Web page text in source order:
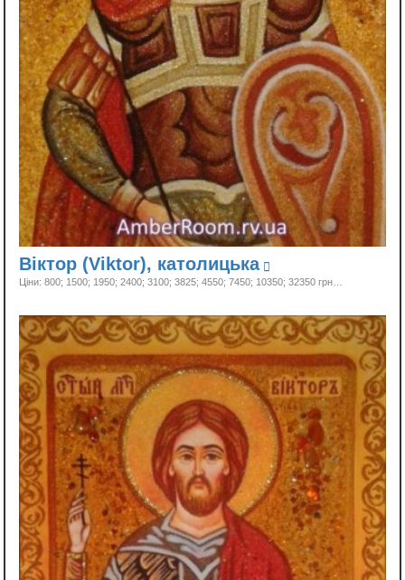
Віктор (Viktor), католицька
Ціни: 800; 1500; 1950; 2400; 3100; 3825; 4550; 7450; 10350; 32350 грн…